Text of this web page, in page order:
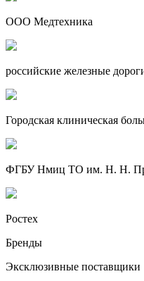
ООО Медтехника
российские железные
Городская клиническая
ФГБУ Нмиц ТО им. Н. Н.
Ростех
Бренды
Эксклюзивные поставщики